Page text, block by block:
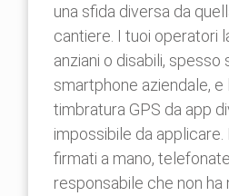
una sfida diversa da
cantiere. I tuoi operatori
anziani o disabili, spesso
smartphone aziendale, e
timbratura GPS da app
impossibile da
firmati a mano,
responsabile che non ha